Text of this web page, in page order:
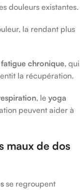
douleurs existantes.
la rendant plus
fatigue chronique, qui
la récupération.
, le yoga
peuvent aider à
maux de dos
se regroupent